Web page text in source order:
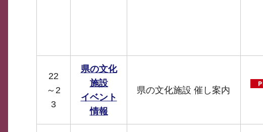
22
～2
3
県の文化
施設
イベント
情報
県の文化施設 催し案内